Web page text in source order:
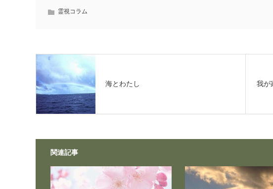
霊視コラム
海とわたし 我が
関連記事